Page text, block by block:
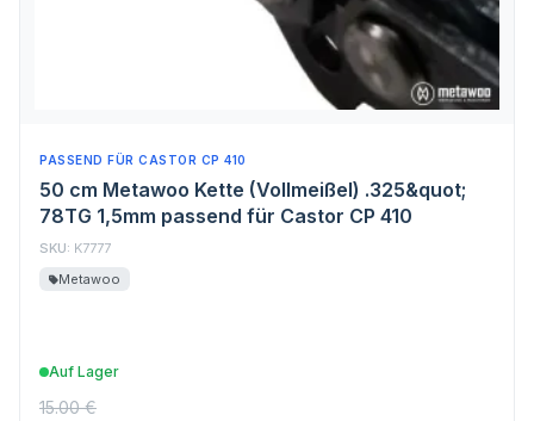
PASSEND FÜR CASTOR CP 410
50 cm Metawoo Kette (Vollmeißel) .325&quot;
78TG 1,5mm passend für Castor CP 410
SKU: K7777
Metawoo
Auf Lager
15.00 €